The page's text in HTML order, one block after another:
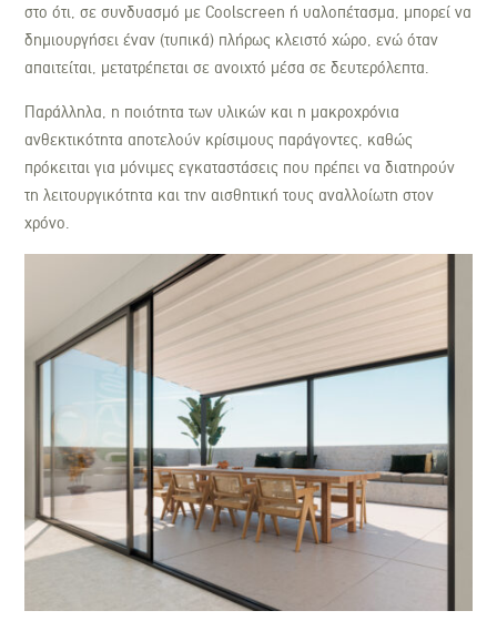
στο ότι, σε συνδυασμό με Coolscreen ή υαλοπέτασμα, μπορεί να
δημιουργήσει έναν (τυπικά) πλήρως κλειστό χώρο, ενώ όταν
απαιτείται, μετατρέπεται σε ανοιχτό μέσα σε δευτερόλεπτα.
Παράλληλα, η ποιότητα των υλικών και η μακροχρόνια
ανθεκτικότητα αποτελούν κρίσιμους παράγοντες, καθώς
πρόκειται για μόνιμες εγκαταστάσεις που πρέπει να διατηρούν
τη λειτουργικότητα και την αισθητική τους αναλλοίωτη στον
χρόνο.